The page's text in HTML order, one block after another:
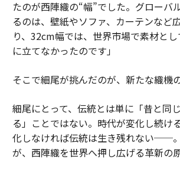
たのが西陣織の“幅”でした。グローバ
るのは、壁紙やソファ、カーテンなど
り、32cm幅では、世界市場で素材と
に立てなかったのです」
そこで細尾が挑んだのが、新たな織機
細尾にとって、伝統とは単に「昔と同
る」ことではない。時代が変化し続け
化しなければ伝統は生き残れない──
が、西陣織を世界へ押し広げる革新の